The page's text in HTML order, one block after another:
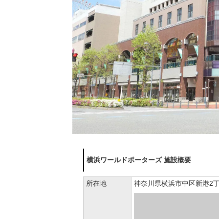
横浜ワールドポーターズ 施設概要
所在地 神奈川県横浜市中区新港2